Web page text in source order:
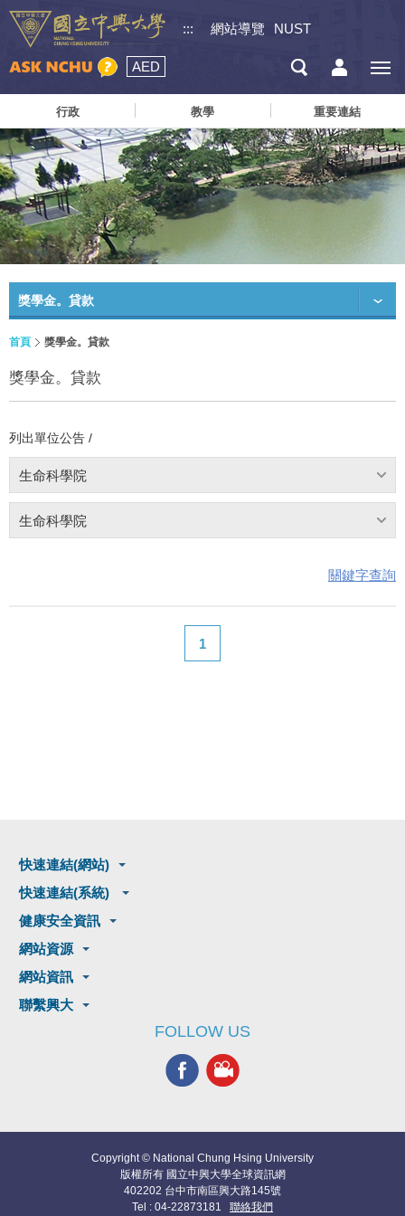
::: 網站導覽 NUST
AED
行政 教學 重要連結
獎學金。貸款
首頁 獎學金。貸款
獎學金。貸款
列出單位公告 /
生命科學院
生命科學院
關鍵字查詢
1
快速連結(網站)
快速連結(系統)
健康安全資訊
網站資源
網站資訊
聯繫興大
FOLLOW US
Copyright © National Chung Hsing University
版權所有 國立中興大學全球資訊網
402202 台中市南區興大路145號
Tel : 04-22873181 聯絡我們